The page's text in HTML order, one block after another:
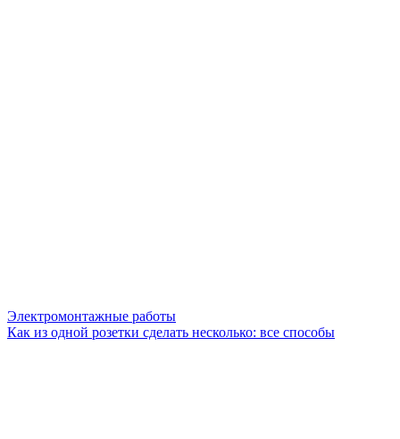
Электромонтажные работы
Как из одной розетки сделать несколько: все способы